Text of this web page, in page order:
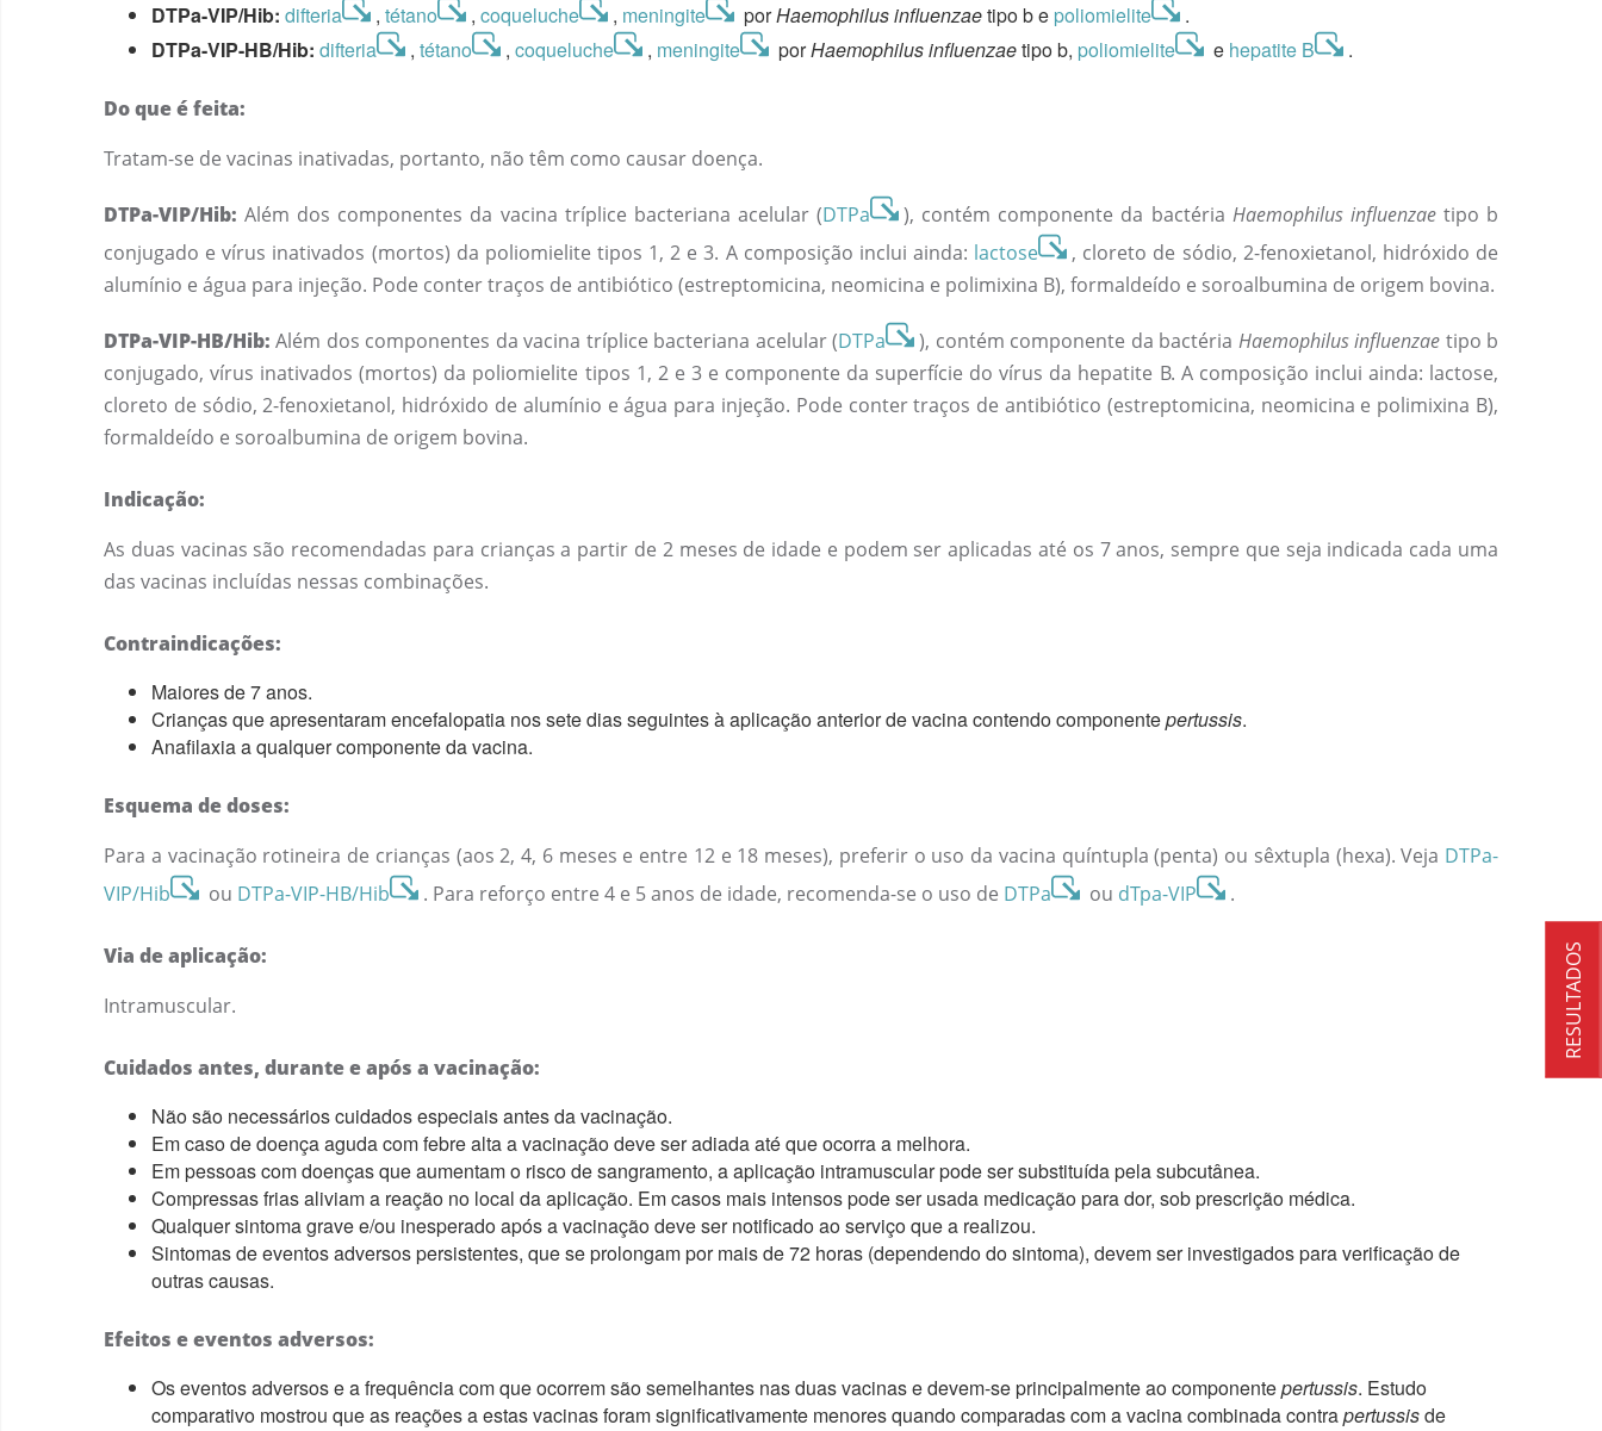
DTPa-VIP/Hib: difteria , tétano , coqueluche , meningite porHaemophilus influenzaetipo b e poliomielite
.
DTPa-VIP-HB/Hib: difteria , tétano , coqueluche , meningite porHaemophilus influenzaetipo b, poliomielite e hepatite B .
Do que é feita:
Tratam-se de vacinas inativadas, portanto, não têm como causar doença.
DTPa-VIP/Hib: Além dos componentes da vacina tríplice bacteriana acelular (DTPa ), contém componente da bactéria Haemophilus influenzaetipo b
conjugado e vírus inativados (mortos) da poliomielite tipos 1, 2 e 3. A composição inclui ainda: lactose
, cloreto de sódio, 2-fenoxietanol, hidróxido de
alumínio e água para injeção. Pode conter traços de antibiótico (estreptomicina, neomicina e polimixina B), formaldeído e soroalbumina de origem bovina.
DTPa-VIP-HB/Hib: Além dos componentes da vacina tríplice bacteriana acelular (DTPa ), contém componente da bactéria Haemophilus influenzae tipo b
conjugado, vírus inativados (mortos) da poliomielite tipos 1, 2 e 3 e componente da superfície do vírus da hepatite B. A composição inclui ainda: lactose,
cloreto de sódio, 2-fenoxietanol, hidróxido de alumínio e água para injeção. Pode conter traços de antibiótico (estreptomicina, neomicina e polimixina B),
formaldeído e soroalbumina de origem bovina.
Indicação:
As duas vacinas são recomendadas para crianças a partir de 2 meses de idade e podem ser aplicadas até os 7 anos, sempre que seja indicada cada uma
das vacinas incluídas nessas combinações.
Contraindicações:
Maiores de 7 anos.
Crianças que apresentaram encefalopatia nos sete dias seguintes à aplicação anterior de vacina contendo componentepertussis.
Anafilaxia a qualquer componente da vacina.
Esquema de doses:
Para a vacinação rotineira de crianças (aos 2, 4, 6 meses e entre 12 e 18 meses), preferir o uso da vacina quíntupla (penta) ou sêxtupla (hexa). Veja DTPa-
VIP/Hib
ou DTPa-VIP-HB/Hib . Para reforço entre 4 e 5 anos de idade, recomenda-se o uso de DTPa ou dTpa-VIP .
Via de aplicação:
Intramuscular.
Cuidados antes, durante e após a vacinação:
Não são necessários cuidados especiais antes da vacinação.
Em caso de doença aguda com febre alta a vacinação deve ser adiada até que ocorra a melhora.
Em pessoas com doenças que aumentam o risco de sangramento, a aplicação intramuscular pode ser substituída pela subcutânea.
Compressas frias aliviam a reação no local da aplicação. Em casos mais intensos pode ser usada medicação para dor, sob prescrição médica.
Qualquer sintoma grave e/ou inesperado após a vacinação deve ser notificado ao serviço que a realizou.
Sintomas de eventos adversos persistentes, que se prolongam por mais de 72 horas (dependendo do sintoma), devem ser investigados para verificação de
outras causas.
Efeitos e eventos adversos:
Os eventos adversos e a frequência com que ocorrem são semelhantes nas duas vacinas e devem-se principalmente ao componentepertussis. Estudo
comparativo mostrou que as reações a estas vacinas foram significativamente menores quando comparadas com a vacina combinada contrapertussisde
RESULTADOS